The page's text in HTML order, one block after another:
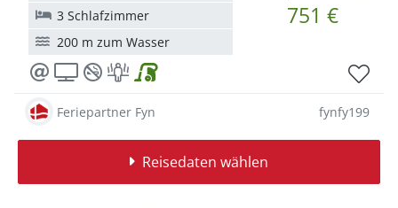
751 €
3 Schlafzimmer
200 m zum Wasser
Feriepartner Fyn fynfy199
Reisedaten wählen